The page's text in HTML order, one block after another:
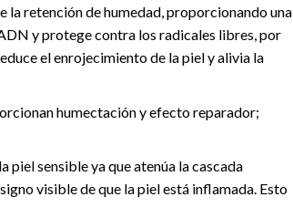
la retención de humedad, proporcionando una
y protege contra los radicales libres, por
el enrojecimiento de la piel y alivia la
humectación y efecto reparador;
sensible ya que atenúa la cascada
visible de que la piel está inflamada. Esto